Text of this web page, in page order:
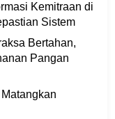
Kemitraan di
Sistem
Bertahan,
Pangan